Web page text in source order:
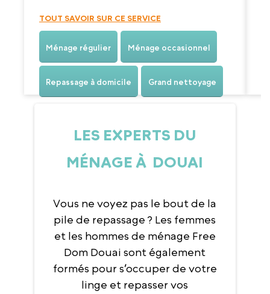
TOUT SAVOIR SUR CE SERVICE
Ménage régulier Ménage occasionnel
Repassage à domicile Grand nettoyage
LES EXPERTS DU
MÉNAGE À DOUAI
Vous ne voyez pas le bout de la
pile de repassage ? Les femmes
et les hommes de ménage Free
Dom Douai sont également
formés pour s’occuper de votre
linge et repasser vos